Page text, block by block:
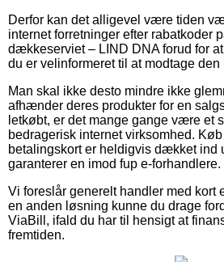
Derfor kan det alligevel være tiden
internet forretninger efter rabatkoder
dækkeserviet – LIND DNA forud for
du er velinformeret til at modtage
Man skal ikke desto mindre ikke
afhænder deres produkter for en
letkøbt, er det mange gange være et
bedragerisk internet virksomhed.
betalingskort er heldigvis dækket ind
garanterer en imod fup e-forhandlere.
Vi foreslår generelt handler med kort
en anden løsning kunne du drage
ViaBill, ifald du har til hensigt at
fremtiden.